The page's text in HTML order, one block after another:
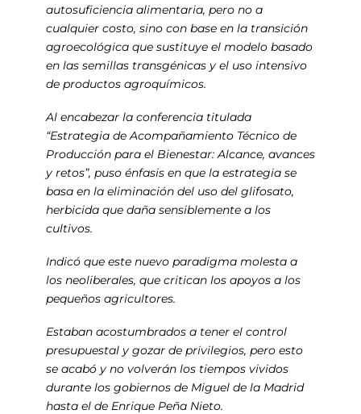
autosuficiencia alimentaria, pero no a
cualquier costo, sino con base en la transición
agroecológica que sustituye el modelo basado
en las semillas transgénicas y el uso intensivo
de productos agroquímicos.
Al encabezar la conferencia titulada
“Estrategia de Acompañamiento Técnico de
Producción para el Bienestar: Alcance, avances
y retos”, puso énfasis en que la estrategia se
basa en la eliminación del uso del glifosato,
herbicida que daña sensiblemente a los
cultivos.
Indicó que este nuevo paradigma molesta a
los neoliberales, que critican los apoyos a los
pequeños agricultores.
Estaban acostumbrados a tener el control
presupuestal y gozar de privilegios, pero esto
se acabó y no volverán los tiempos vividos
durante los gobiernos de Miguel de la Madrid
hasta el de Enrique Peña Nieto.